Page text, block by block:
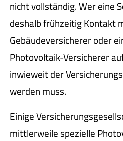
nicht vollständig. Wer eine
deshalb frühzeitig Kontakt
Gebäudeversicherer oder
Photovoltaik-Versicherer
inwieweit der
werden muss.
Einige
mittlerweile spezielle